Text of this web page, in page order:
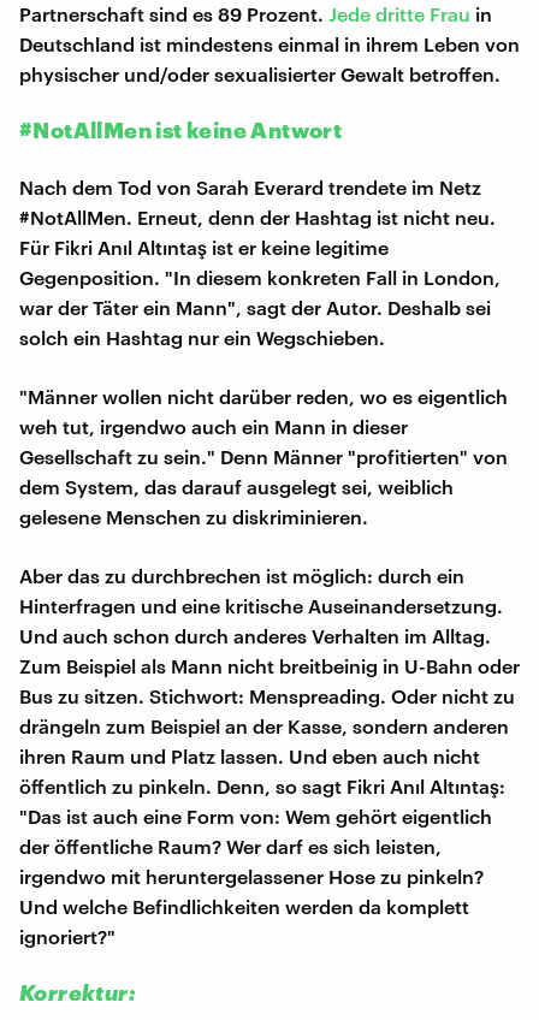
Partnerschaft sind es 89 Prozent. Jede dritte Frau in
Deutschland ist mindestens einmal in ihrem Leben von
physischer und/oder sexualisierter Gewalt betroffen.
#NotAllMen ist keine Antwort
Nach dem Tod von Sarah Everard trendete im Netz
#NotAllMen. Erneut, denn der Hashtag ist nicht neu.
Für Fikri Anıl Altıntaş ist er keine legitime
Gegenposition. "In diesem konkreten Fall in London,
war der Täter ein Mann", sagt der Autor. Deshalb sei
solch ein Hashtag nur ein Wegschieben.
"Männer wollen nicht darüber reden, wo es eigentlich
weh tut, irgendwo auch ein Mann in dieser
Gesellschaft zu sein." Denn Männer "profitierten" von
dem System, das darauf ausgelegt sei, weiblich
gelesene Menschen zu diskriminieren.
Aber das zu durchbrechen ist möglich: durch ein
Hinterfragen und eine kritische Auseinandersetzung.
Und auch schon durch anderes Verhalten im Alltag.
Zum Beispiel als Mann nicht breitbeinig in U-Bahn oder
Bus zu sitzen. Stichwort: Menspreading. Oder nicht zu
drängeln zum Beispiel an der Kasse, sondern anderen
ihren Raum und Platz lassen. Und eben auch nicht
öffentlich zu pinkeln. Denn, so sagt Fikri Anıl Altıntaş:
"Das ist auch eine Form von: Wem gehört eigentlich
der öffentliche Raum? Wer darf es sich leisten,
irgendwo mit heruntergelassener Hose zu pinkeln?
Und welche Befindlichkeiten werden da komplett
ignoriert?"
Korrektur: